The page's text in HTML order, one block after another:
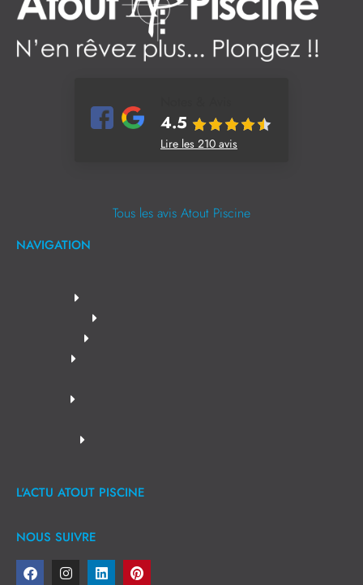
4.5
Lire les 210 avis
Tous les avis Atout Piscine
NAVIGATION
L'ACTU ATOUT PISCINE
NOUS SUIVRE